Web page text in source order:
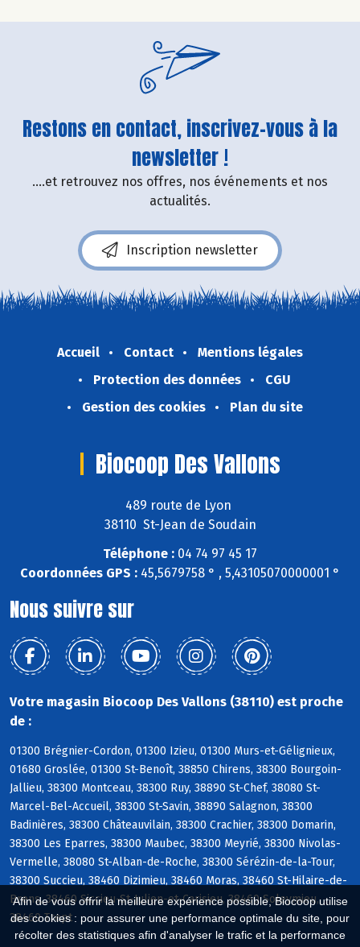
Afin de vous offrir la meilleure expérience possible, Biocoop utilise
des cookies : pour assurer une performance optimale du site, pour
récolter des statistiques afin d'analyser le trafic et la performance
Restons en contact, inscrivez-vous à la
newsletter !
....et retrouvez nos offres, nos événements et nos
actualités.
Inscription newsletter
Accueil Contact
Mentions légales
Protection des données
CGU
Gestion des cookies
Plan du site
Biocoop Des Vallons
489 route de Lyon
38110 St-Jean de Soudain
Téléphone : 04 74 97 45 17
Coordonnées GPS : 45,5679758 ° , 5,43105070000001 °
Nous suivre sur
Votre magasin Biocoop Des Vallons (38110) est proche
de :
01300 Brégnier-Cordon, 01300 Izieu, 01300 Murs-et-Gélignieux,
01680 Groslée, 01300 St-Benoît, 38850 Chirens, 38300 Bourgoin-
Jallieu, 38300 Montceau, 38300 Ruy, 38890 St-Chef, 38080 St-
Marcel-Bel-Accueil, 38300 St-Savin, 38890 Salagnon, 38300
Badinières, 38300 Châteauvilain, 38300 Crachier, 38300 Domarin,
38300 Les Eparres, 38300 Maubec, 38300 Meyrié, 38300 Nivolas-
Vermelle, 38080 St-Alban-de-Roche, 38300 Sérézin-de-la-Tour,
38300 Succieu, 38460 Dizimieu, 38460 Moras, 38460 St-Hilaire-de-
Brens, 38460 Siccieu-St-Julien-et-Carisieu, 38460 Soleymieu,
38460 Trept